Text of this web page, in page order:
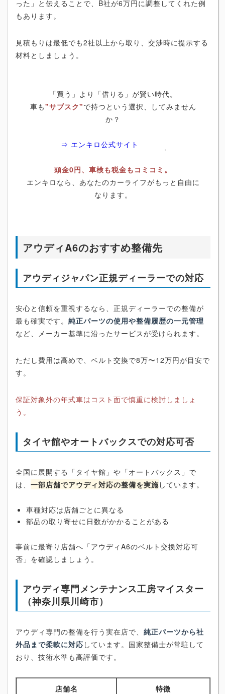
った」と伝えることで、B社が6万円に調整してくれた例
もあります。
見積もりは最低でも2社以上から取り、交渉時に提示する
材料としましょう。
「買う」より「借りる」が賢い時代。
車も"サブスク"で持つという選択、してみません
か？
⇒ エンキロ公式サイト
頭金0円、車検も税金もコミコミ。
エンキロなら、あなたのカーライフがもっと自由に
なります。
アウディA6のおすすめ整備先
アウディジャパン正規ディーラーでの対応
安心と信頼を重視するなら、正規ディーラーでの整備が
最も確実です。 純正パーツの使用や整備履歴の一元管理
など、メーカー基準に沿ったサービスが受けられます。
ただし費用は高めで、ベルト交換で8万〜12万円が目安で
す。
保証対象外の年式車はコスト面で慎重に検討しましょ
う。
タイヤ館やオートバックスでの対応可否
全国に展開する「タイヤ館」や「オートバックス」で
は、 一部店舗でアウディ対応の整備を実施しています。
車種対応は店舗ごとに異なる
部品の取り寄せに日数がかかることがある
事前に最寄り店舗へ「アウディA6のベルト交換対応可
否」を確認しましょう。
アウディ専門メンテナンス工房マイスター
（神奈川県川崎市）
アウディ専門の整備を行う実在店で、 純正パーツから社
外品まで柔軟に対応 しています。国家整備士が常駐して
おり、技術水準も高評価です。
店舗名 特徴